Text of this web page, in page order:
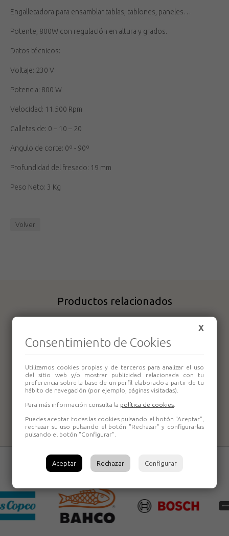
Engalletadora para ensamblar tablas, tablones, paneles…
Potente, 800W con regulación en altura y grados.
Datos técnicos:
Voltaje: 230 V
Potencia: 800 W
Velocidad: 11.500 Rpm
Galletas de: 0 – 10 – 20
Angulo de corte: 0º - 90º
Profundidad del fresado: 19 mm
Peso Neto: 3 Kg
Volver
Productos relacionados
Engalletadora
Legna L-222
X
Consentimiento de Cookies
Utilizamos cookies propias y de terceros para analizar el uso
del sitio web y/o mostrar publicidad relacionada con tu
preferencia sobre la base de un perfil elaborado a partir de tu
hábito de navegación (por ejemplo, páginas visitadas).
Para más información consulta la política de cookies
Puedes aceptar todas las cookies pulsando el botón "Aceptar",
rechazar su uso pulsando el botón "Rechazar" y configurarlas
pulsando el botón "Configurar".
Aceptar Rechazar Configurar